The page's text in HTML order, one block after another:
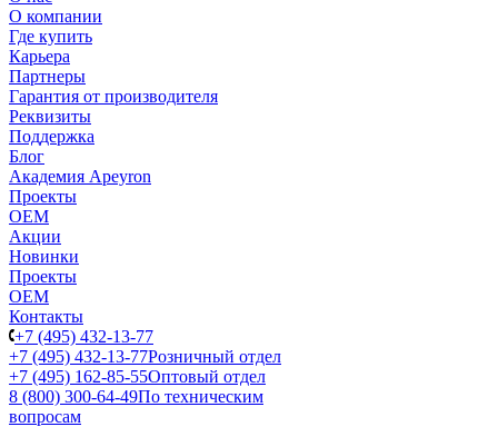
О компании
Где купить
Карьера
Партнеры
Гарантия от производителя
Реквизиты
Поддержка
Блог
Академия Apeyron
Проекты
ОЕМ
Акции
Новинки
Проекты
ОЕМ
Контакты
+7 (495) 432-13-77
+7 (495) 432-13-77Розничный отдел
+7 (495) 162-85-55Оптовый отдел
8 (800) 300-64-49По техническим
вопросам